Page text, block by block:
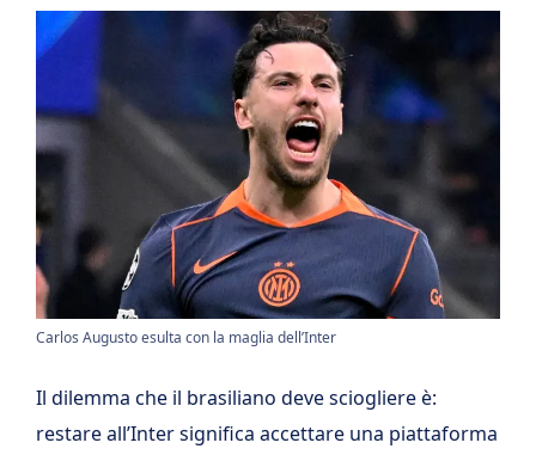
Carlos Augusto esulta con la maglia dell’Inter
Il dilemma che il brasiliano deve sciogliere è:
restare all’Inter significa accettare una piattaforma